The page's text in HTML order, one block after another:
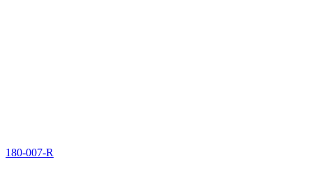
180-007-R